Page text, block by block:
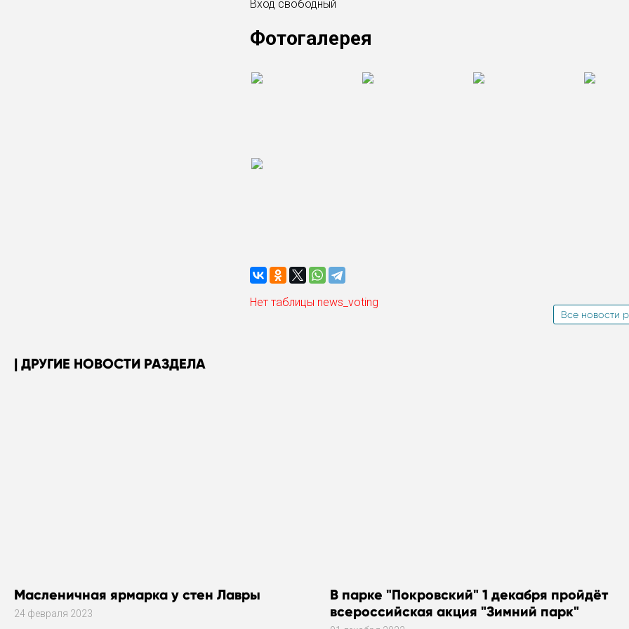
Вход свободный
Фотогалерея
Нет таблицы news_voting
Все новости
ДРУГИЕ НОВОСТИ РАЗДЕЛА
Масленичная ярмарка у стен Лавры
24 февраля 2023
В парке "Покровский" 1 декабря пройдёт
всероссийская акция "Зимний парк"